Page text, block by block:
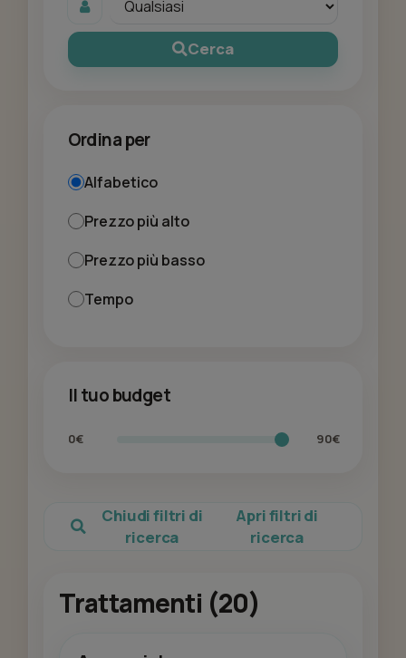
Cerca
Ordina per
Alfabetico
Prezzo più alto
Prezzo più basso
Tempo
Il tuo budget
0€ 90€
Chiudi filtri di
ricerca
Apri filtri di
ricerca
Trattamenti (20)